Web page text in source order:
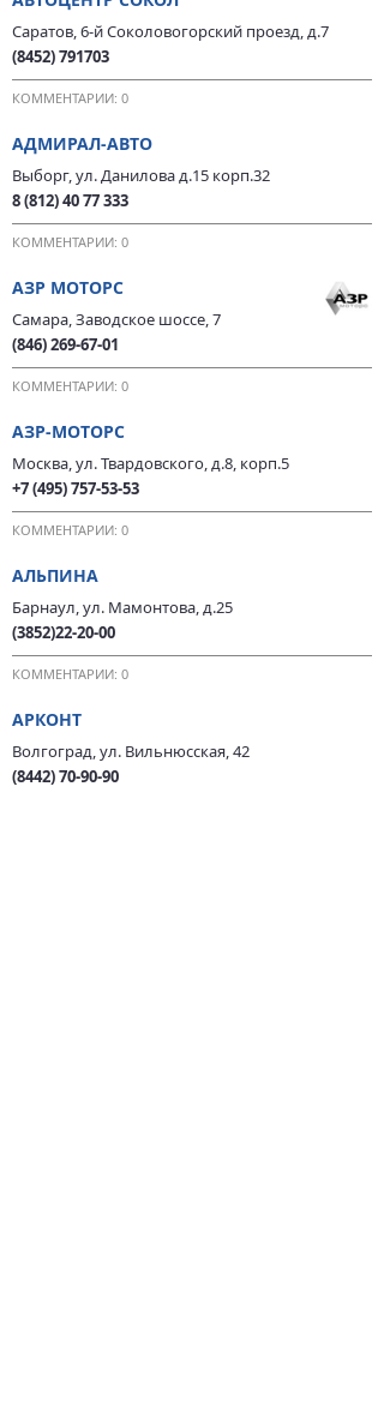
Саратов, 6-й Соколовогорский проезд, д.7
(8452) 791703
КОММЕНТАРИИ: 0
АДМИРАЛ-АВТО
Выборг, ул. Данилова д.15 корп.32
8 (812) 40 77 333
КОММЕНТАРИИ: 0
АЗР МОТОРС
Самара, Заводское шоссе, 7
(846) 269-67-01
КОММЕНТАРИИ: 0
АЗР-МОТОРС
Москва, ул. Твардовского, д.8, корп.5
+7 (495) 757-53-53
КОММЕНТАРИИ: 0
АЛЬПИНА
Барнаул, ул. Мамонтова, д.25
(3852)22-20-00
КОММЕНТАРИИ: 0
АРКОНТ
Волгоград, ул. Вильнюсская, 42
(8442) 70-90-90